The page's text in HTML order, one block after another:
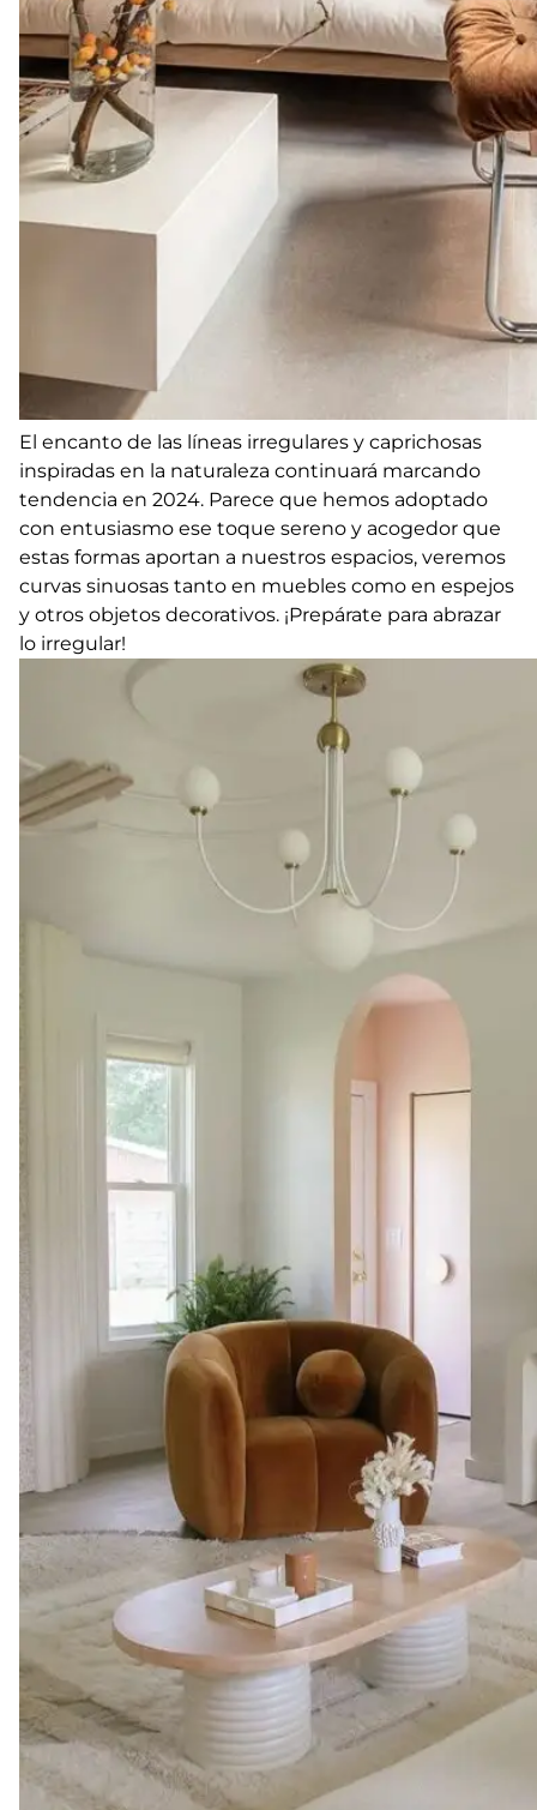
El encanto de las líneas irregulares y caprichosas
inspiradas en la naturaleza continuará marcando
tendencia en 2024. Parece que hemos adoptado
con entusiasmo ese toque sereno y acogedor que
estas formas aportan a nuestros espacios, veremos
curvas sinuosas tanto en muebles como en espejos
y otros objetos decorativos. ¡Prepárate para abrazar
lo irregular!